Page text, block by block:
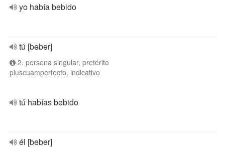
yo había bebido
tú [beber]
2. persona singular, pretérito
pluscuamperfecto, indicativo
tú habías bebido
él [beber]